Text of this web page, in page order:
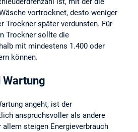
vortrocknet, desto weniger
Trockner später verdunsten. Für
Trockner sollte die
mit mindestens 1.400 oder
können.
Wartung
angeht, ist der
anspruchsvoller als andere
steigen Energieverbrauch